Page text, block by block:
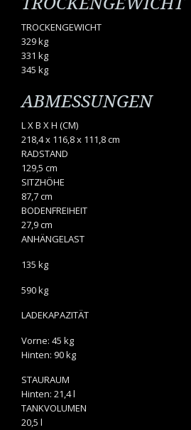
TROCKENGEWICHT
329 kg
331 kg
345 kg
ABMESSUNGEN
L X B X H (CM)
218,4 x 116,8 x 111,8 cm
RADSTAND
129,5 cm
SITZHÖHE
87,7 cm
BODENFREIHEIT
27,9 cm
ANHÄNGELAST
135 kg
590 kg
LADEKAPAZITÄT
Vorne: 45 kg
Hinten: 90 kg
STAURAUM
Hinten: 21,4 l
TANKVOLUMEN
20,5 l